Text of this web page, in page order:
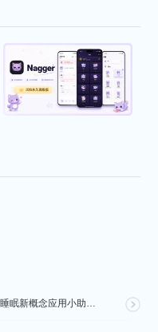
柚子助眠，地球人都在用的健康睡眠新概念应用小助手。Phone必备App神器.每一个热爱生活的人，都值...